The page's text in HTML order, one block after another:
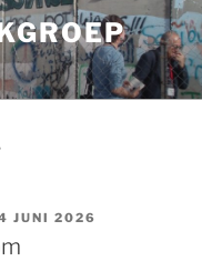
JUNI 2026